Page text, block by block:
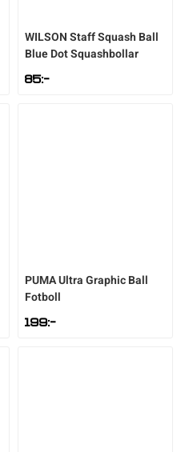
WILSONStaff Squash Ball
Blue Dot Squashbollar
85:-
PUMAUltra Graphic Ball
Fotboll
199:-